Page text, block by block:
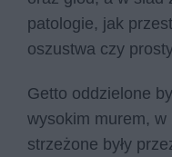
patologie, jak
oszustwa czy
Getto oddzielone
wysokim murem,
strzeżone były